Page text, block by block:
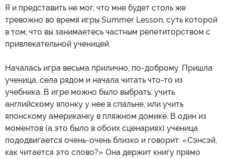
Я и представить не мог, что мне будет столь же
тревожно во время игры Summer Lesson, суть которой
в том, что вы занимаетесь частным репетиторством с
привлекательной ученицей.
Началась игра весьма прилично, по-доброму. Пришла
ученица, села рядом и начала читать что-то из
учебника. В игре можно было выбрать: учить
английскому японку у нее в спальне, или учить
японскому американку в пляжном домике. В один из
моментов (а это было в обоих сценариях) ученица
пододвигается очень-очень близко и говорит: «Сэнсэй,
как читается это слово?» Она держит книгу прямо